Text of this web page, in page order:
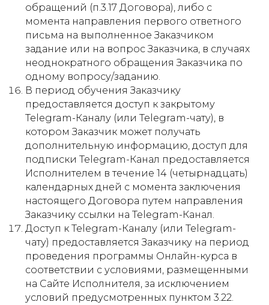
обращений (п.3.17 Договора), либо с
момента направления первого ответного
письма на выполненное Заказчиком
задание или на вопрос Заказчика, в случаях
неоднократного обращения Заказчика по
одному вопросу/заданию.
В период обучения Заказчику
предоставляется доступ к закрытому
Telegram-Каналу (или Telegram-чату), в
котором Заказчик может получать
дополнительную информацию, доступ для
подписки Telegram-Канал предоставляется
Исполнителем в течение 14 (четырнадцать)
календарных дней с момента заключения
настоящего Договора путем направления
Заказчику ссылки на Telegram-Канал.
Доступ к Telegram-Каналу (или Telegram-
чату) предоставляется Заказчику на период
проведения программы Онлайн-курса в
соответствии с условиями, размещенными
на Сайте Исполнителя, за исключением
условий предусмотренных пунктом 3.22.